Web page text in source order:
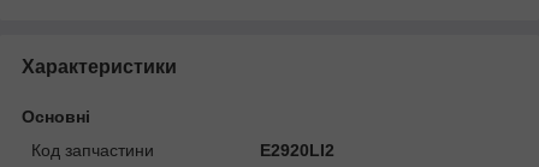
Характеристики
Основні
Код запчастини
E2920LI2